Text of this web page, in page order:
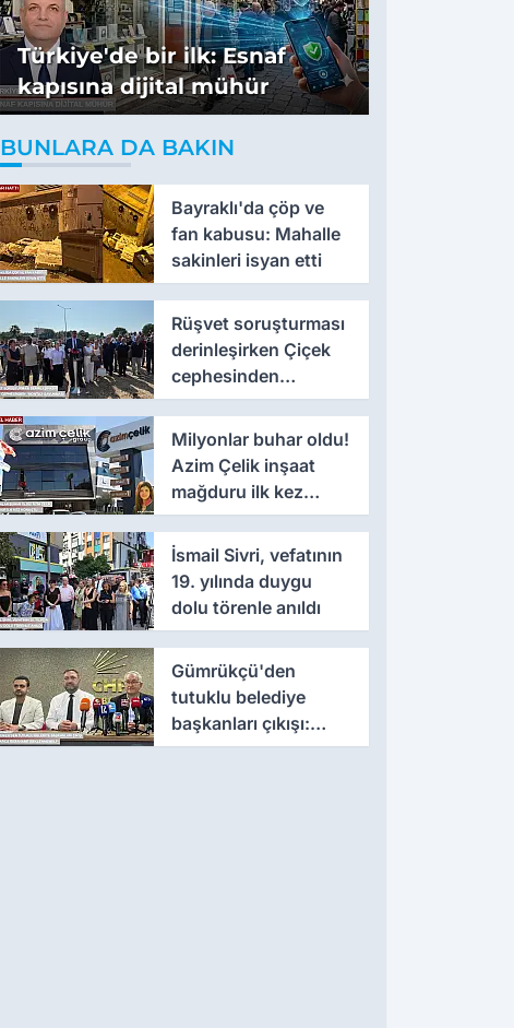
Türkiye'de bir ilk: Esnaf
kapısına dijital mühür
BUNLARA DA BAKIN
Bayraklı'da çöp ve
fan kabusu: Mahalle
sakinleri isyan etti
Rüşvet soruşturması
derinleşirken Çiçek
cephesinden
'montaj' savunması
Milyonlar buhar oldu!
Azim Çelik inşaat
mağduru ilk kez
konuştu
İsmail Sivri, vefatının
19. yılında duygu
dolu törenle anıldı
Gümrükçü'den
tutuklu belediye
başkanları çıkışı:
'Yıllarca iddianame